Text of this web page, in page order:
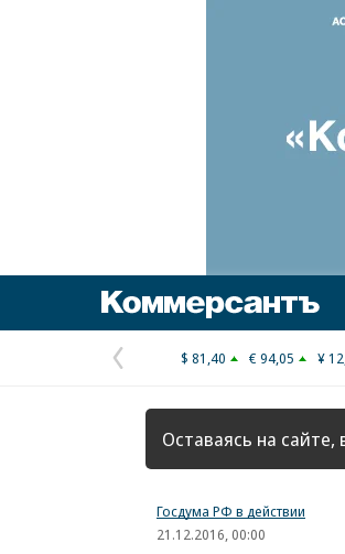
Предыдущая
страница
$ 81,40 € 94,05 ¥
Оставаясь на сайте,
Госдума РФ в действии
21.12.2016, 00:00